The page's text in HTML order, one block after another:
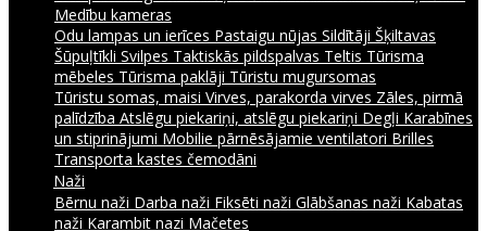
Medību kameras
Odu lampas un ierīces Pastaigu nūjas Sildītāji Šķiltavas
Šūpuļtīkli Svilpes Taktiskās pildspalvas Teltis Tūrisma
mēbeles Tūrisma paklāji Tūristu mugursomas
Tūristu somas, maisi Virves, parakorda virves Zāles, pirmā
palīdzība Atslēgu piekariņi, atslēgu piekariņi Degļi Karabīnes
un stiprinājumi Mobilie pārnēsājamie ventilatori Brilles
Transporta kastes čemodāni
Naži
Bērnu naži Darba naži Fiksēti naži Glābšanas naži Kabatas
naži Karambit nazi Mačetes